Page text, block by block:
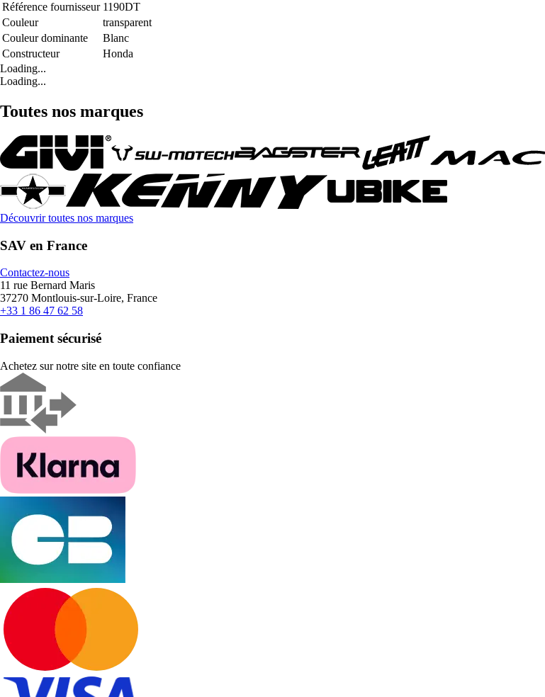
Référence fournisseur 1190DT
Couleur
transparent
Couleur dominante
Blanc
Constructeur
Honda
Loading...
Loading...
Toutes nos marques
Découvrir toutes nos marques
SAV en France
Contactez-nous
11 rue Bernard Maris
37270 Montlouis-sur-Loire, France
+33 1 86 47 62 58
Paiement sécurisé
Achetez sur notre site en toute confiance